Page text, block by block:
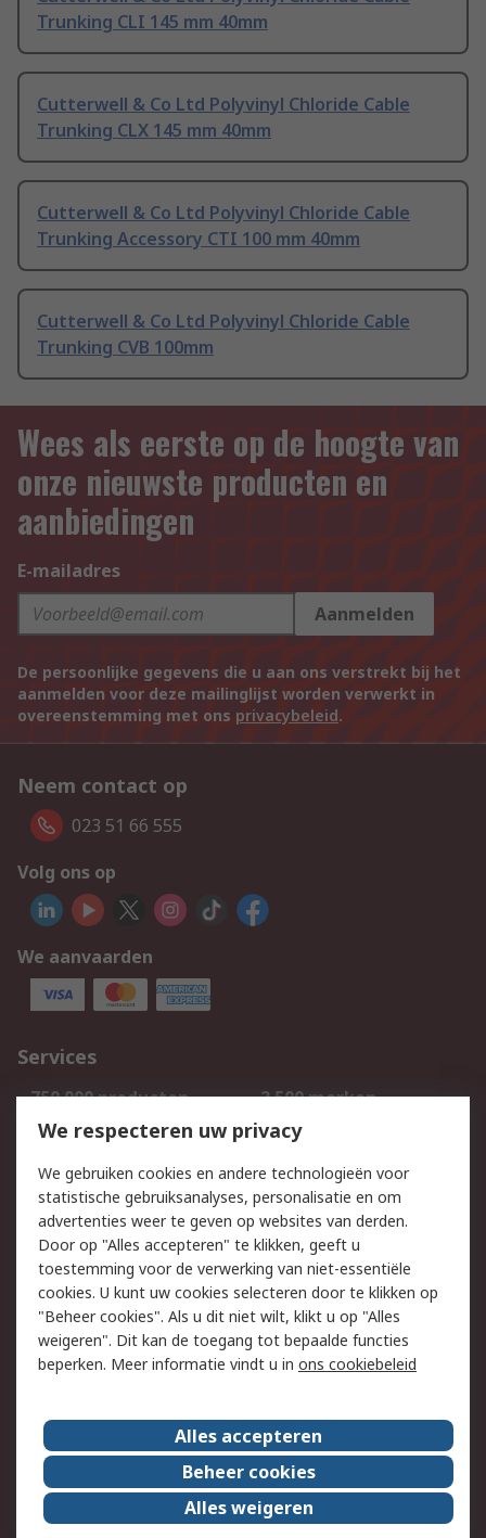
Trunking CLI 145 mm 40mm
Cutterwell & Co Ltd Polyvinyl Chloride Cable
Trunking CLX 145 mm 40mm
Cutterwell & Co Ltd Polyvinyl Chloride Cable
Trunking Accessory CTI 100 mm 40mm
Cutterwell & Co Ltd Polyvinyl Chloride Cable
Trunking CVB 100mm
Wees als eerste op de hoogte van
onze nieuwste producten en
aanbiedingen
E-mailadres
Aanmelden
De persoonlijke gegevens die u aan ons verstrekt bij het
aanmelden voor deze mailinglijst worden verwerkt in
overeenstemming met ons privacybeleid.
Neem contact op
023 51 66 555
Volg ons op
We aanvaarden
Services
750.000 producten
2.500 merken
Bestellen
Inkoopoplossingen
Track & Trace
Wettelijk
Cookiebeleid
Email veiligheid
Privacybeleid
Websitevoorwaarden
Algemene
verkoopvoorwaarden
Over RS
RS Group
Over ons
RS wereldwijd
Werken bij RS
ESG
We respecteren uw privacy
We gebruiken cookies en andere technologieën voor
statistische gebruiksanalyses, personalisatie en om
advertenties weer te geven op websites van derden.
Door op "Alles accepteren" te klikken, geeft u
toestemming voor de verwerking van niet-essentiële
cookies. U kunt uw cookies selecteren door te klikken op
"Beheer cookies". Als u dit niet wilt, klikt u op "Alles
weigeren". Dit kan de toegang tot bepaalde functies
beperken. Meer informatie vindt u in ons cookiebeleid
Alles accepteren
Beheer cookies
Alles weigeren